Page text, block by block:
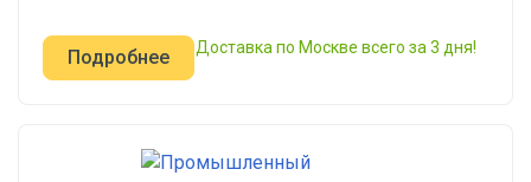
Подробнее Доставка по Москве всего за 3 дня!